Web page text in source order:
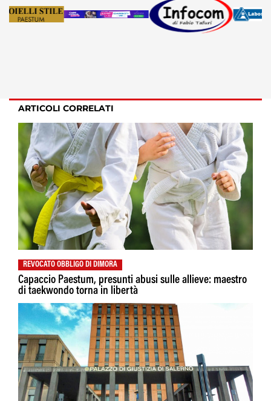
ARTICOLI CORRELATI
REVOCATO OBBLIGO DI DIMORA
Capaccio Paestum, presunti abusi sulle allieve: maestro
di taekwondo torna in libertà